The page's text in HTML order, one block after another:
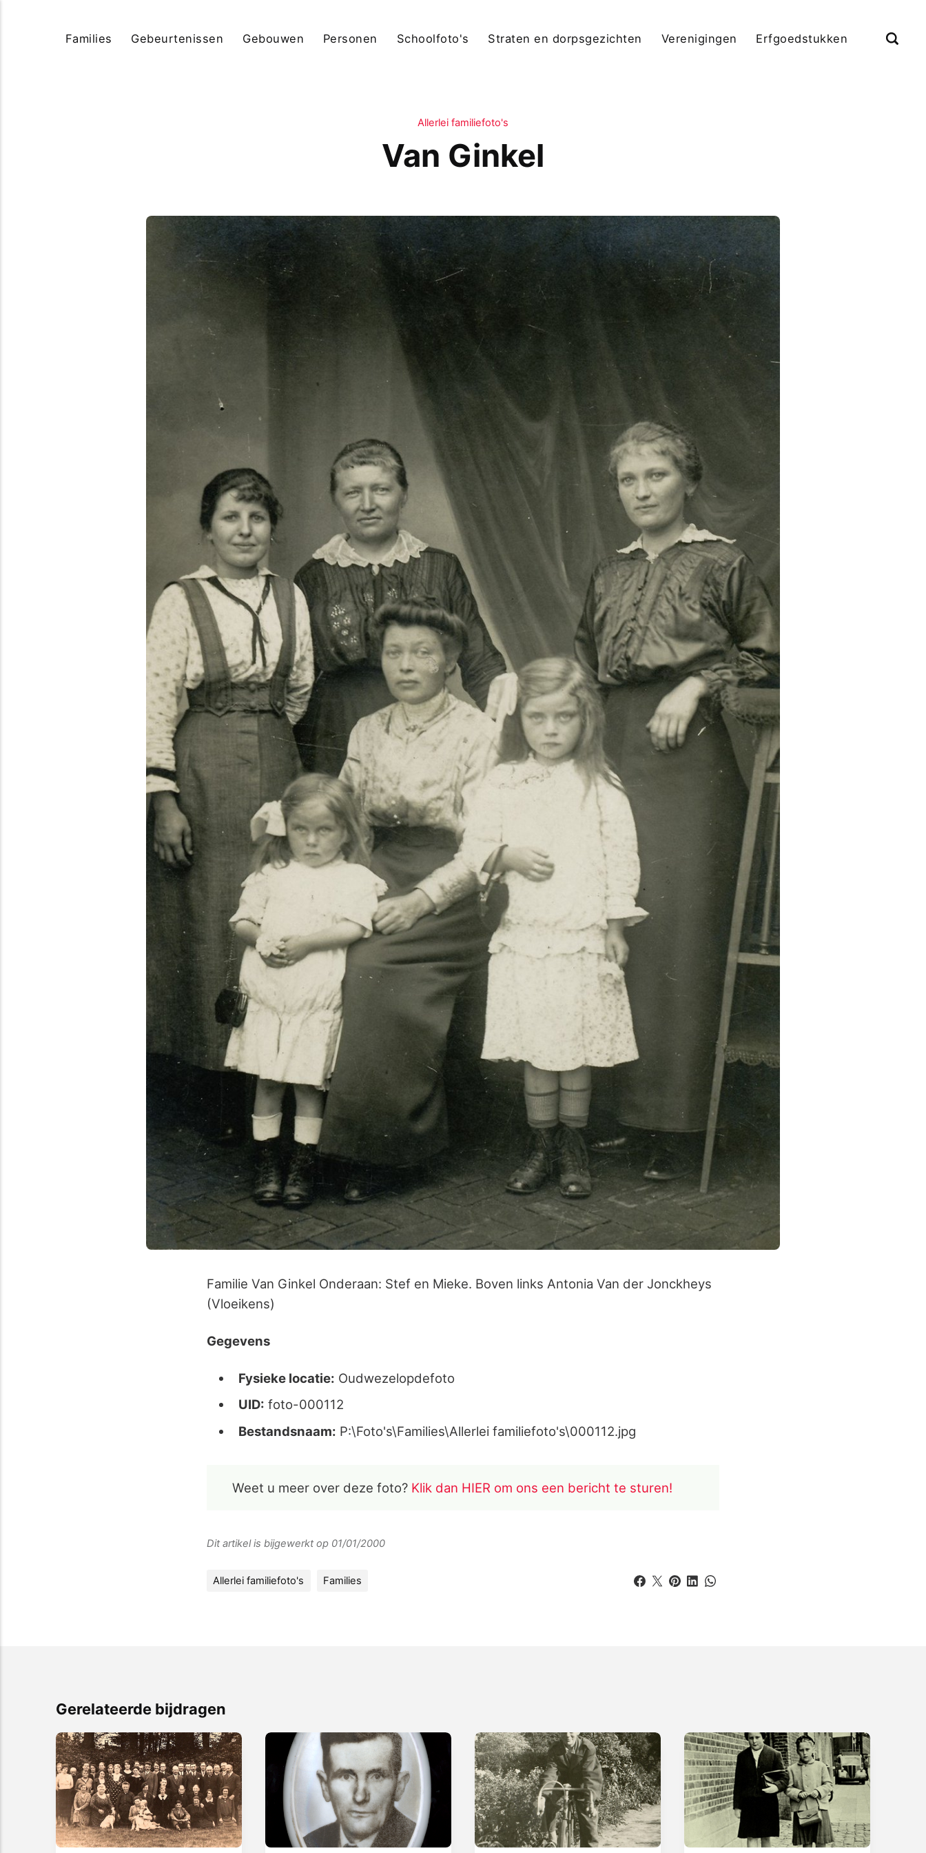
Families Gebeurtenissen Gebouwen Personen Schoolfoto's Straten en dorpsgezichten Verenigingen Erfgoedstukken
Allerlei familiefoto's
Van Ginkel
Familie Van Ginkel Onderaan: Stef en Mieke. Boven links Antonia Van der Jonckheys
(Vloeikens)
Gegevens
Fysieke locatie: Oudwezelopdefoto
UID: foto-000112
Bestandsnaam: P:\Foto's\Families\Allerlei familiefoto's\000112.jpg
Weet u meer over deze foto? Klik dan HIER om ons een bericht te sturen!
Dit artikel is bijgewerkt op 01/01/2000
Allerlei familiefoto's Families
Gerelateerde bijdragen